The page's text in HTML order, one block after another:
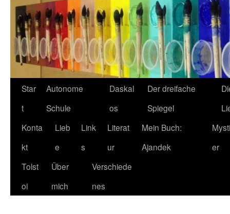
Star
t
Autonome
Schule
Daskal
os
Der dreifache
Spiegel
Konta
kt
Lieb
e
Link
s
Literat
ur
Mein Buch:
Ajandek
er
Tolst
oi
Über
mich
Verschiede
nes